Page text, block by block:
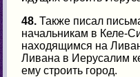
48. Также писал
начальникам в Келе-
находящимся на
Ливана в Иерусалим
ему строить город.